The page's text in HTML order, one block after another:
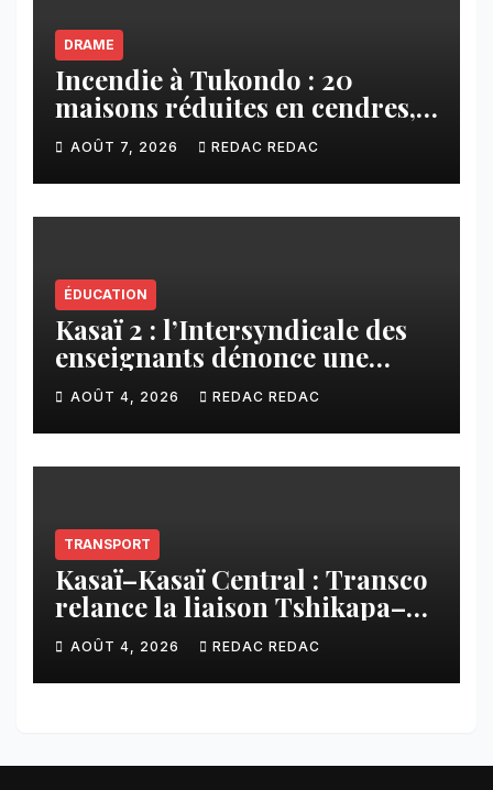
DRAME
Incendie à Tukondo : 20
maisons réduites en cendres,
plusieurs familles sans abri
AOÛT 7, 2026 REDAC REDAC
ÉDUCATION
Kasaï 2 : l’Intersyndicale des
enseignants dénonce une
contribution financière
imposée aux écoles de la
CNCA
AOÛT 4, 2026 REDAC REDAC
TRANSPORT
Kasaï–Kasaï Central : Transco
relance la liaison Tshikapa–
Tshiamu pour faciliter les
échanges
AOÛT 4, 2026 REDAC REDAC